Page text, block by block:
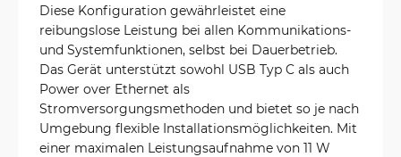
Diese Konfiguration gewährleistet eine
reibungslose Leistung bei allen Kommunikations-
und Systemfunktionen, selbst bei Dauerbetrieb.
Das Gerät unterstützt sowohl USB Typ C als auch
Power over Ethernet als
Stromversorgungsmethoden und bietet so je nach
Umgebung flexible Installationsmöglichkeiten. Mit
einer maximalen Leistungsaufnahme von 11 W